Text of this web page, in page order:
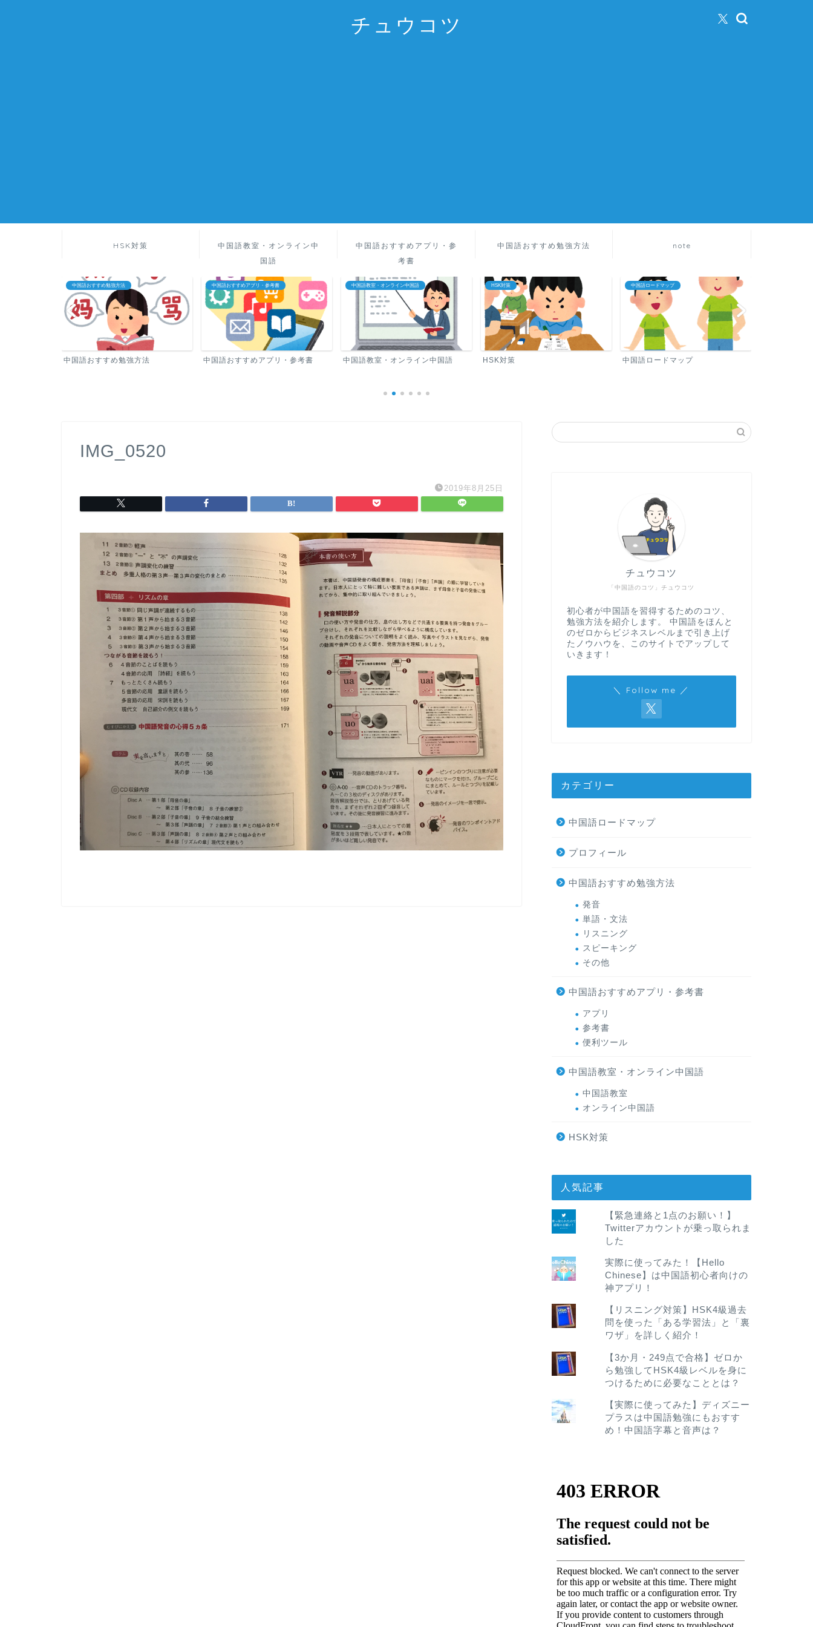
チュウコツ
HSK対策
中国語教室・オンライン中
国語
中国語おすすめアプリ・参
考書
中国語おすすめ勉強方法 note
中国語おすすめ勉強方法
中国語おすすめ勉強方法
中国語おすすめアプリ・参考書
中国語おすすめアプリ・参考書
中国語教室・オンライン中国語
中国語教室・オンライン中国語
HSK対策
HSK対策
中国語ロードマップ
中国語ロードマップ
IMG_0520
2019年8月25日
「中国語のコツ」チュウコツ
チュウコツ
初心者が中国語を習得するためのコツ、
勉強方法を紹介します。 中国語をほんと
のゼロからビジネスレベルまで引き上げ
たノウハウを、このサイトでアップして
いきます！
＼ Follow me ／
カテゴリー
中国語ロードマップ
プロフィール
中国語おすすめ勉強方法
発音
単語・文法
リスニング
スピーキング
その他
中国語おすすめアプリ・参考書
アプリ
参考書
便利ツール
中国語教室・オンライン中国語
中国語教室
オンライン中国語
HSK対策
人気記事
【緊急連絡と1点のお願い！】
Twitterアカウントが乗っ取られま
した
実際に使ってみた！【Hello
Chinese】は中国語初心者向けの
神アプリ！
【リスニング対策】HSK4級過去
問を使った「ある学習法」と「裏
ワザ」を詳しく紹介！
【3か月・249点で合格】ゼロか
ら勉強してHSK4級レベルを身に
つけるために必要なこととは？
【実際に使ってみた】ディズニー
プラスは中国語勉強にもおすす
め！中国語字幕と音声は？